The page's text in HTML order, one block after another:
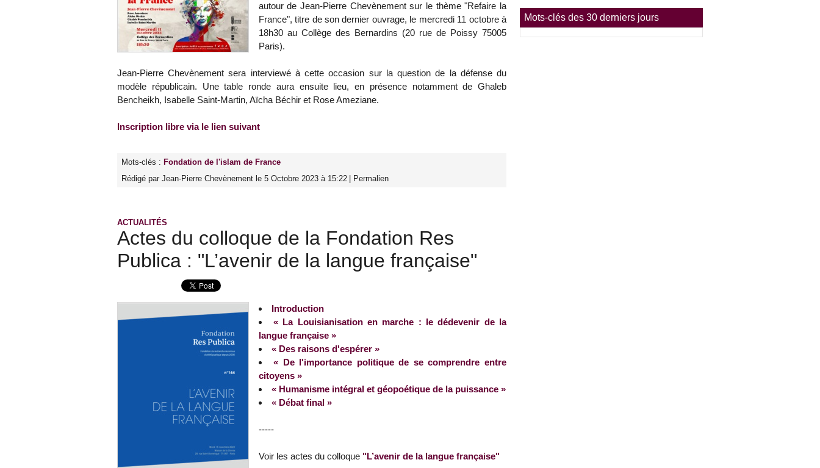
autour de Jean-Pierre Chevènement sur le thème "Refaire la
France", titre de son dernier ouvrage, le mercredi 11 octobre à
18h30 au Collège des Bernardins (20 rue de Poissy 75005
Paris).
Jean-Pierre Chevènement sera interviewé à cette occasion sur la question de la défense du
modèle républicain. Une table ronde aura ensuite lieu, en présence notamment de Ghaleb
Bencheikh, Isabelle Saint-Martin, Aïcha Béchir et Rose Ameziane.
Inscription libre via le lien suivant
Mots-clés : Fondation de l'islam de France
Rédigé par Jean-Pierre Chevènement le 5 Octobre 2023 à 15:22
Permalien
ACTUALITÉS
Actes du colloque de la Fondation Res
Publica : "L’avenir de la langue française"
Introduction
« La Louisianisation en marche : le dédevenir de la
langue française »
« Des raisons d'espérer »
« De l'importance politique de se comprendre entre
citoyens »
« Humanisme intégral et géopoétique de la puissance »
« Débat final »
-----
Voir les actes du colloque "L’avenir de la langue française"
Mots-clés des 30 derniers jours